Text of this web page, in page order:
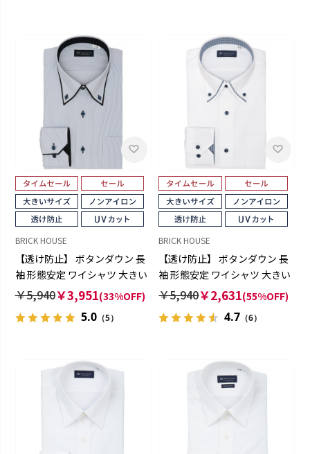
BRICK HOUSE
【透け防止】 ボタンダウン 長
袖 形態安定 ワイシャツ 大きい
サイズ
￥5,940￥3,951(33%OFF)
5.0（5）
BRICK HOUSE
【透け防止】 ボタンダウン 長
袖 形態安定 ワイシャツ 大きい
サイズ
￥5,940￥2,631(55%OFF)
4.7 （6）